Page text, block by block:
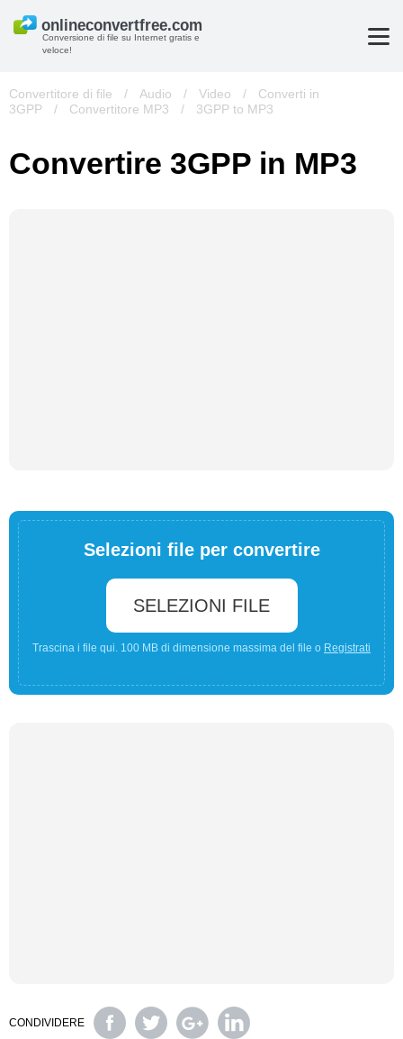
Conversione di file su Internet gratis e
veloce!
Convertitore di file / Audio / Video /
Converti in
3GPP
/ Convertitore MP3 / 3GPP to MP3
Convertire 3GPP in MP3
Selezioni file per convertire
SELEZIONI FILE
Trascina i file qui. 100 MB di dimensione massima del file o Registrati
CONDIVIDERE